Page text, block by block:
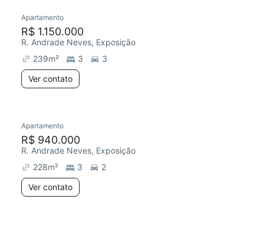
Redecorar
Apartamento
R$ 1.150.000
R. Andrade Neves, Exposição
239m² 3
3
Ver contato
Redecorar
Apartamento
R$ 940.000
R. Andrade Neves, Exposição
228m² 3
2
Ver contato